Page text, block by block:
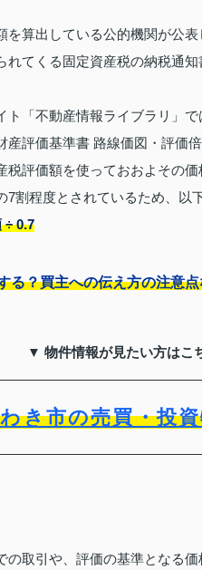
算出している公的機関が公表
れてくる固定資産税の納税通
「不動産情報ライブラリ」
評価基準書 路線価図・評価
評価額を使っておおよその
割程度とされているため、以
÷ 0.7
る？買主への伝え方の注意
▼ 物件情報が見たい方はこ
き市の売買・投
取引や、評価の基準となる価